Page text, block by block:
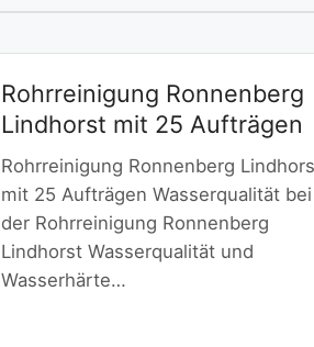
Rohrreinigung Ronnenberg
Lindhorst mit 25 Aufträgen
Rohrreinigung Ronnenberg
mit 25 Aufträgen Wasserqualität bei
der Rohrreinigung Ronnenberg
Lindhorst Wasserqualität und
Wasserhärte…